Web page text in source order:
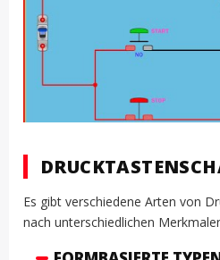
Es gibt verschiedene Arten von
nach unterschiedlichen